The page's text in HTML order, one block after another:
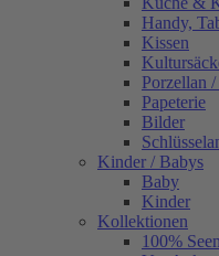
Handy,
Kissen
Porzellan
Papeterie
Bilder
Kinder / Babys
Baby
Kinder
Kollektionen
100%